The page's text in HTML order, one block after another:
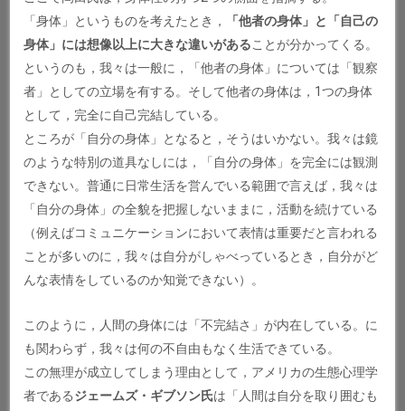
「身体」というものを考えたとき，
「他者の身体」と「自己の
身体」には想像以上に大きな違いがあることが分かってくる。
というのも，我々は一般に，「他者の身体」については「観察
者」としての立場を有する。そして他者の身体は，1つの身体
として，完全に自己完結している。
ところが「自分の身体」となると，そうはいかない。我々は鏡
のような特別の道具なしには，「自分の身体」を完全には観測
できない。普通に日常生活を営んでいる範囲で言えば，我々は
「自分の身体」の全貌を把握しないままに，活動を続けている
（例えばコミュニケーションにおいて表情は重要だと言われる
ことが多いのに，我々は自分がしゃべっているとき，自分がど
んな表情をしているのか知覚できない）。
このように，人間の身体には「不完結さ」が内在している。に
も関わらず，我々は何の不自由もなく生活できている。
この無理が成立してしまう理由として，アメリカの生態心理学
者であるジェームズ・ギブソン氏は「人間は自分を取り囲むも